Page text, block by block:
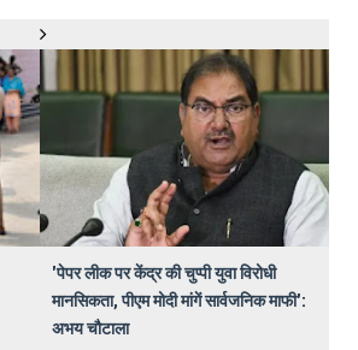
'पेपर लीक पर केंद्र की चुप्पी युवा विरोधी
मानसिकता, पीएम मोदी मांगें सार्वजनिक माफी':
अभय चौटाला